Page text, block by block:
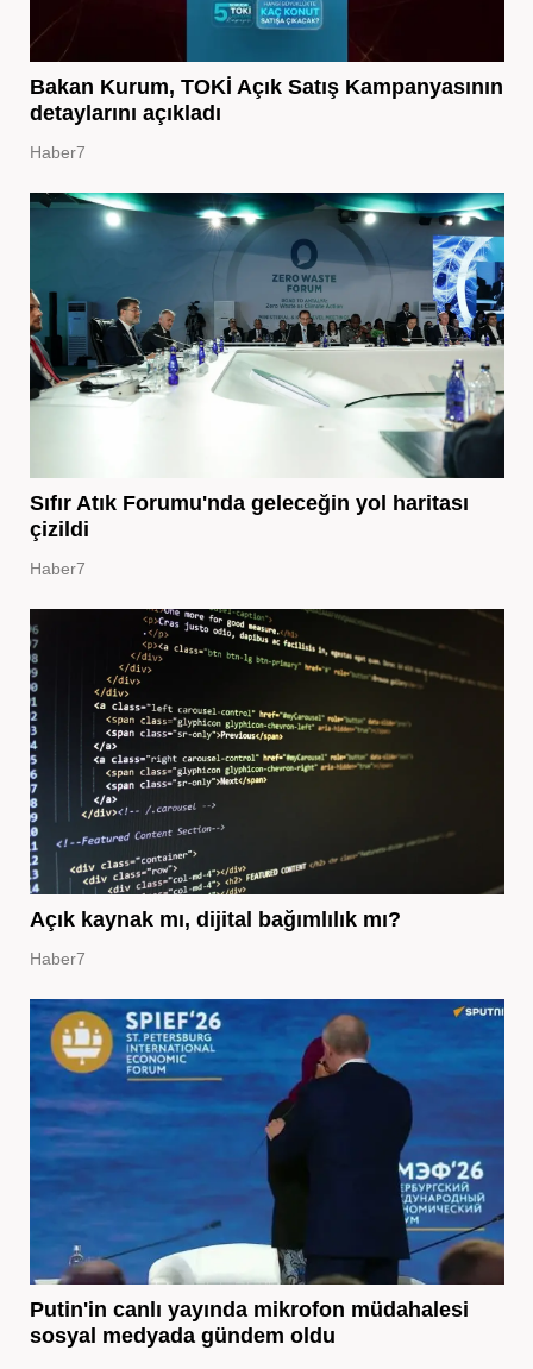
Bakan Kurum, TOKİ Açık Satış Kampanyasının
detaylarını açıkladı
Haber7
Sıfır Atık Forumu'nda geleceğin yol haritası
çizildi
Haber7
Açık kaynak mı, dijital bağımlılık mı?
Haber7
Putin'in canlı yayında mikrofon müdahalesi
sosyal medyada gündem oldu